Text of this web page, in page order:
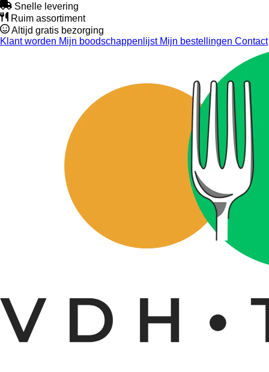
Snelle levering
Ruim assortiment
Altijd gratis bezorging
Klant worden Mijn boodschappenlijstMijn bestellingen Contact